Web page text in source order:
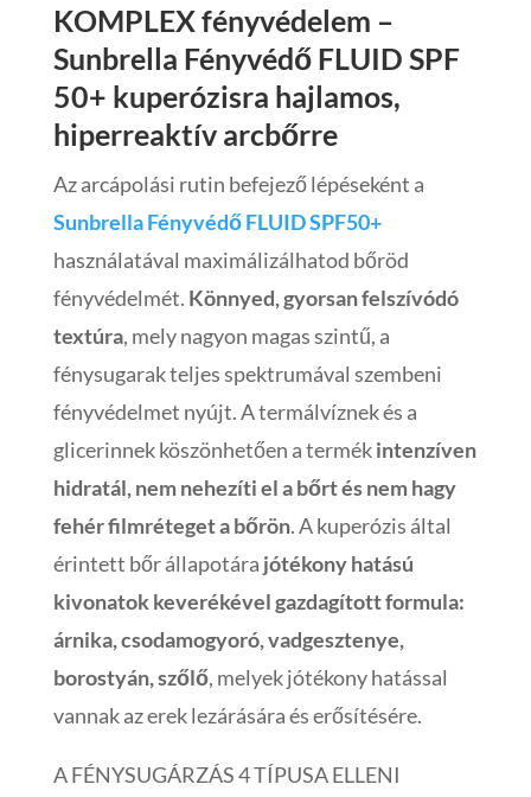
KOMPLEX fényvédelem –
Sunbrella Fényvédő FLUID SPF
50+ kuperózisra hajlamos,
hiperreaktív arcbőrre
Az arcápolási rutin befejező lépéseként a
Sunbrella Fényvédő FLUID SPF50+
használatával maximálizálhatod bőröd
fényvédelmét. Könnyed, gyorsan felszívódó
textúra, mely nagyon magas szintű, a
fénysugarak teljes spektrumával szembeni
fényvédelmet nyújt. A termálvíznek és a
glicerinnek köszönhetően a termékintenzíven
hidratál, nem nehezíti el a bőrt és nem hagy
fehér filmréteget a bőrön. A kuperózis által
érintett bőr állapotára jótékony hatású
kivonatok keverékével gazdagított formula:
árnika, csodamogyoró, vadgesztenye,
borostyán, szőlő, melyek jótékony hatással
vannak az erek lezárására és erősítésére.
A FÉNYSUGÁRZÁS 4 TÍPUSA ELLENI